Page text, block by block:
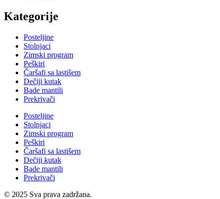
Kategorije
Posteljine
Stolnjaci
Zimski program
Peškiri
Čaršafi sa lastišem
Dečiji kutak
Bade mantili
Prekrivači
Posteljine
Stolnjaci
Zimski program
Peškiri
Čaršafi sa lastišem
Dečiji kutak
Bade mantili
Prekrivači
© 2025 Sva prava zadržana.